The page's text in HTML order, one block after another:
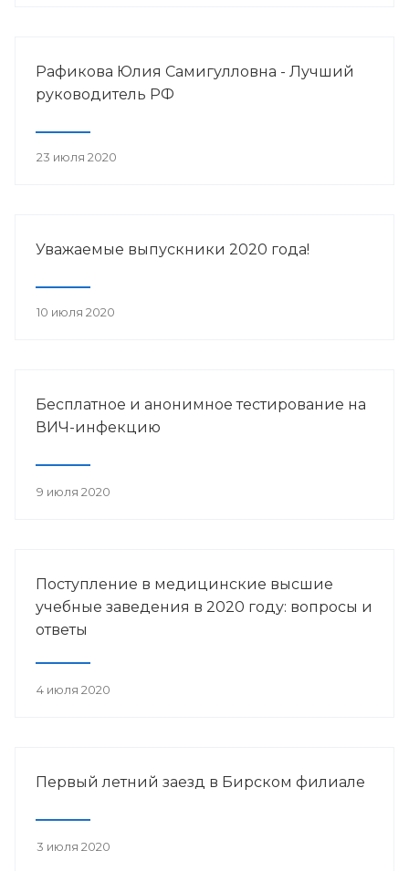
Рафикова Юлия Самигулловна - Лучший
руководитель РФ
23 июля 2020
Уважаемые выпускники 2020 года!
10 июля 2020
Бесплатное и анонимное тестирование на
ВИЧ-инфекцию
9 июля 2020
Поступление в медицинские высшие
учебные заведения в 2020 году: вопросы и
ответы
4 июля 2020
Первый летний заезд в Бирском филиале
3 июля 2020